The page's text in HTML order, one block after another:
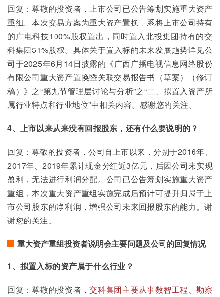
回复：尊敬的投资者，上市公司已公告筹划实施重大资产
重组。本次交易方案为重大资产置换，系将上市公司持有
的广电科技100%股权置出，同时置入北投集团持有的交
科集团51%股权。具体关于置入标的未来发展趋势详见公
司于2025年6月14日披露的《广西广播电视信息网络股份
有限公司重大资产置换暨关联交易报告书（草案）（修订
稿）》之“第九节管理层讨论与分析”之“二、拟置入资产所
属行业特点和行业地位”中相关内容。感谢您的关注。
4、上市以来从来没有回报股东，还有什么要说明的？
回复：尊敬的投资者，公司自上市以来，分别于2016年、
2017年、2019年累计现金分红近3亿元，后因公司未实现
盈利，无法进行利润分配。公司已公告筹划实施重大资产
重组，本次重大资产重组实施完成后预计可提升归属于上
市公司股东的净利润，增强公司未来回报股东的能力。谢
谢您的关注。
重大资产重组投资者说明会主要问题及公司的回复情况
1、拟置入标的资产属于什么行业？
回复：尊敬的投资者，交科集团主要从事数智工程、勘察